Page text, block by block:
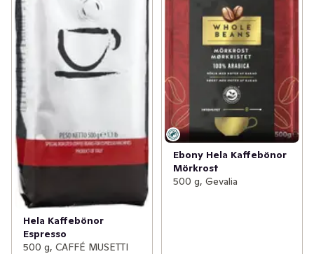
Hela Kaffebönor
Espresso
500 g, CAFFÉ MUSETTI
Ebony Hela Kaffebönor
Mörkrost
500 g, Gevalia